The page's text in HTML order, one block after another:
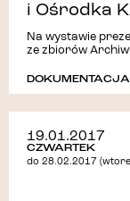
i Ośrodka
Na wystawie
ze zbiorów
DOKUMENTACJA
19.01.2017
CZWARTEK
do 28.02.2017